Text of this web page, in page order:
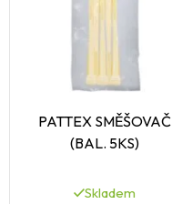
PATTEX SMĚŠOVAČ
(BAL. 5KS)
Skladem